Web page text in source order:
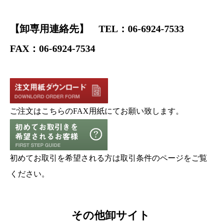
【卸専用連絡先】 TEL：06-6924-7533
FAX：06-6924-7534
ご注文はこちらのFAX用紙にてお願い致します。
初めてお取引を希望される方は取引条件のページをご覧
ください。
その他卸サイト